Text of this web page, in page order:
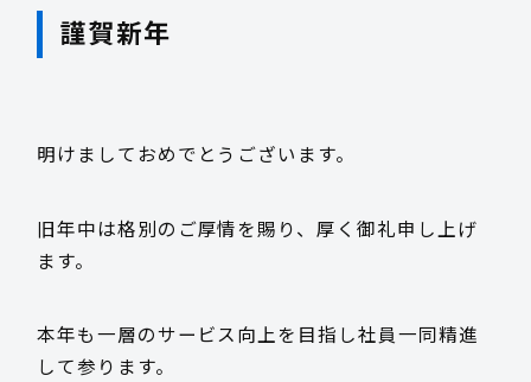
事業・サービスについて
イベント
採用情報
謹賀新年
明けましておめでとうございます。
旧年中は格別のご厚情を賜り、厚く御礼申し上げ
ます。
本年も一層のサービス向上を目指し社員一同精進
して参ります。